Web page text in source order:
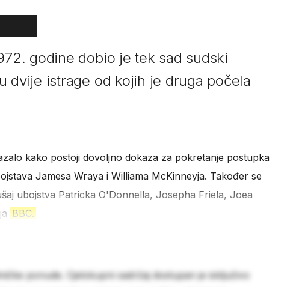
godine dobio je tek sad sudski
dvije istrage od kojih je druga počela
kako postoji dovoljno dokaza za pokretanje postupka
Jamesa Wraya i Williama McKinneyja. Također se
ubojstva Patricka O'Donnella, Josepha Friela, Joea
BBC.
ponude. Cjelokupni sadržaj dostupan je isključivo